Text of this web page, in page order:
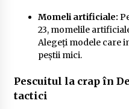
Momeli artificiale:
23, momelile
Alegeți modele care
peștii mici.
Pescuitul la crap în
tactici